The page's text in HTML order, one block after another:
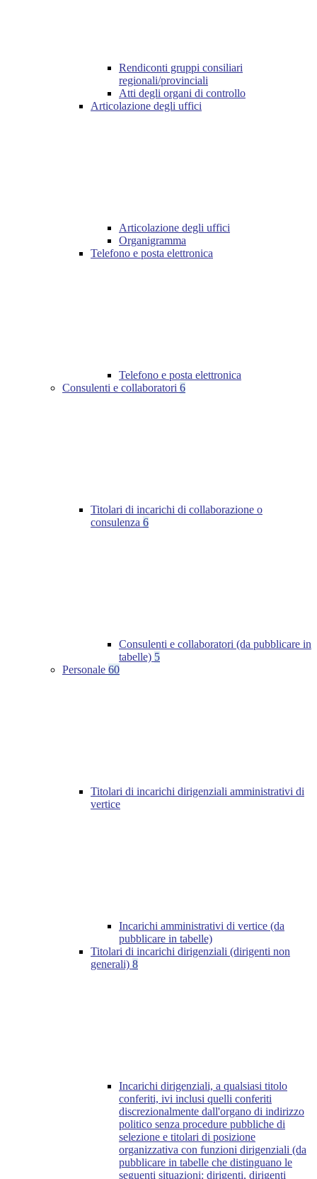
Rendiconti gruppi consiliari
regionali/provinciali
Atti degli organi di controllo
Articolazione degli uffici
Articolazione degli uffici
Organigramma
Telefono e posta elettronica
Telefono e posta elettronica
Consulenti e collaboratori 6
Titolari di incarichi di collaborazione o
consulenza 6
Consulenti e collaboratori (da pubblicare in
tabelle) 5
Personale 60
Titolari di incarichi dirigenziali amministrativi di
vertice
Incarichi amministrativi di vertice (da
pubblicare in tabelle)
Titolari di incarichi dirigenziali (dirigenti non
generali) 8
Incarichi dirigenziali, a qualsiasi titolo
conferiti, ivi inclusi quelli conferiti
discrezionalmente dall'organo di indirizzo
politico senza procedure pubbliche di
selezione e titolari di posizione
organizzativa con funzioni dirigenziali (da
pubblicare in tabelle che distinguano le
seguenti situazioni: dirigenti, dirigenti